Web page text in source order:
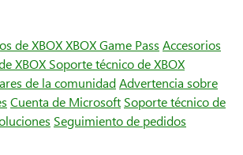
de XBOXXBOX Game Pass Accesorios
XBOX Soporte técnico de XBOX
de la comunidadAdvertencia sobre
Cuenta de Microsoft Soporte técnico de
Seguimiento de pedidos